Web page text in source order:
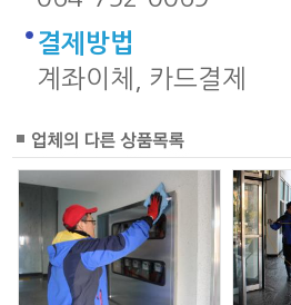
결제방법
계좌이체, 카드결제